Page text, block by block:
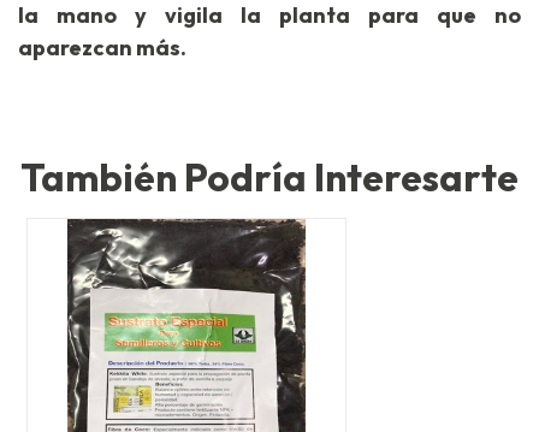
la mano y vigila la planta para que no
aparezcan más.
También Podría Interesarte